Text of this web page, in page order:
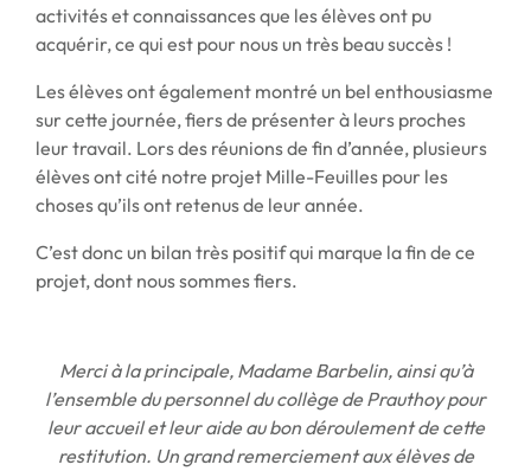
activités et connaissances que les élèves ont pu
acquérir, ce qui est pour nous un très beau succès !
Les élèves ont également montré un bel enthousiasme
sur cette journée, fiers de présenter à leurs proches
leur travail. Lors des réunions de fin d’année, plusieurs
élèves ont cité notre projet Mille-Feuilles pour les
choses qu’ils ont retenus de leur année.
C’est donc un bilan très positif qui marque la fin de ce
projet, dont nous sommes fiers.
Merci à la principale, Madame Barbelin, ainsi qu’à
l’ensemble du personnel du collège de Prauthoy pour
leur accueil et leur aide au bon déroulement de cette
restitution. Un grand remerciement aux élèves de